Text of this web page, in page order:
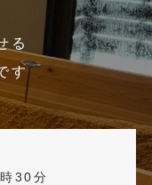
る
す
30分